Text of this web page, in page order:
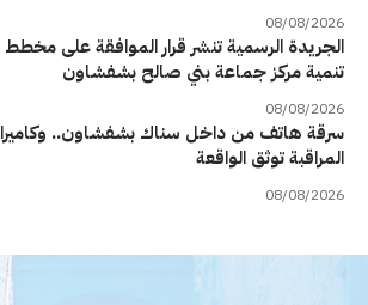
08/08/2026
الجريدة الرسمية تنشر قرار الموافقة على مخطط
تنمية مركز جماعة بني صالح بشفشاون
08/08/2026
سرقة هاتف من داخل سناك بشفشاون.. وكاميرا
المراقبة توثق الواقعة
08/08/2026